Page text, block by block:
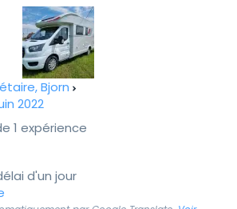
Bjorn
2022
1 expérience
d'un jour